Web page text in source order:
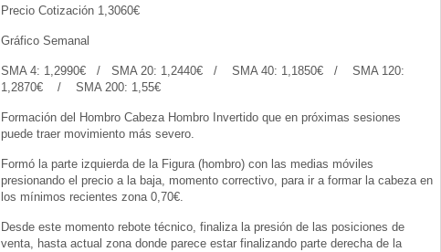
Precio Cotización 1,3060€
Gráfico Semanal
SMA 4: 1,2990€ / SMA 20: 1,2440€ / SMA 40: 1,1850€ / SMA 120:
1,2870€ / SMA 200: 1,55€
Formación del Hombro Cabeza Hombro Invertido que en próximas sesiones
puede traer movimiento más severo.
Formó la parte izquierda de la Figura (hombro) con las medias móviles
presionando el precio a la baja, momento correctivo, para ir a formar la cabeza en
los mínimos recientes zona 0,70€.
Desde este momento rebote técnico, finaliza la presión de las posiciones de
venta, hasta actual zona donde parece estar finalizando parte derecha de la